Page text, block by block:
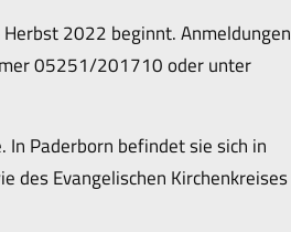
2022 beginnt. Anmeldungen
05251/201710 oder unter
In Paderborn befindet sie sich in
des Evangelischen Kirchenkreises